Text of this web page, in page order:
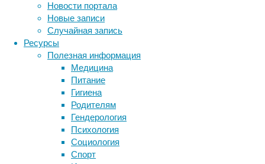
Новости портала
Новые записи
Случайная запись
Ресурсы
Полезная информация
Медицина
Питание
Гигиена
Родителям
Гендерология
Психология
Социология
Спорт
Группа
исследователей
из
университета
Флориды
задалась
вопросом:
существует
ли
разница
электрической